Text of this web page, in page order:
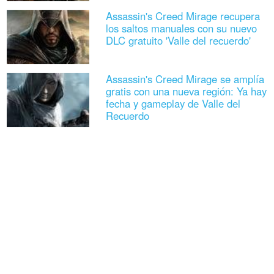
Assassin's Creed Mirage recupera
los saltos manuales con su nuevo
DLC gratuito 'Valle del recuerdo'
Assassin's Creed Mirage se amplía
gratis con una nueva región: Ya hay
fecha y gameplay de Valle del
Recuerdo